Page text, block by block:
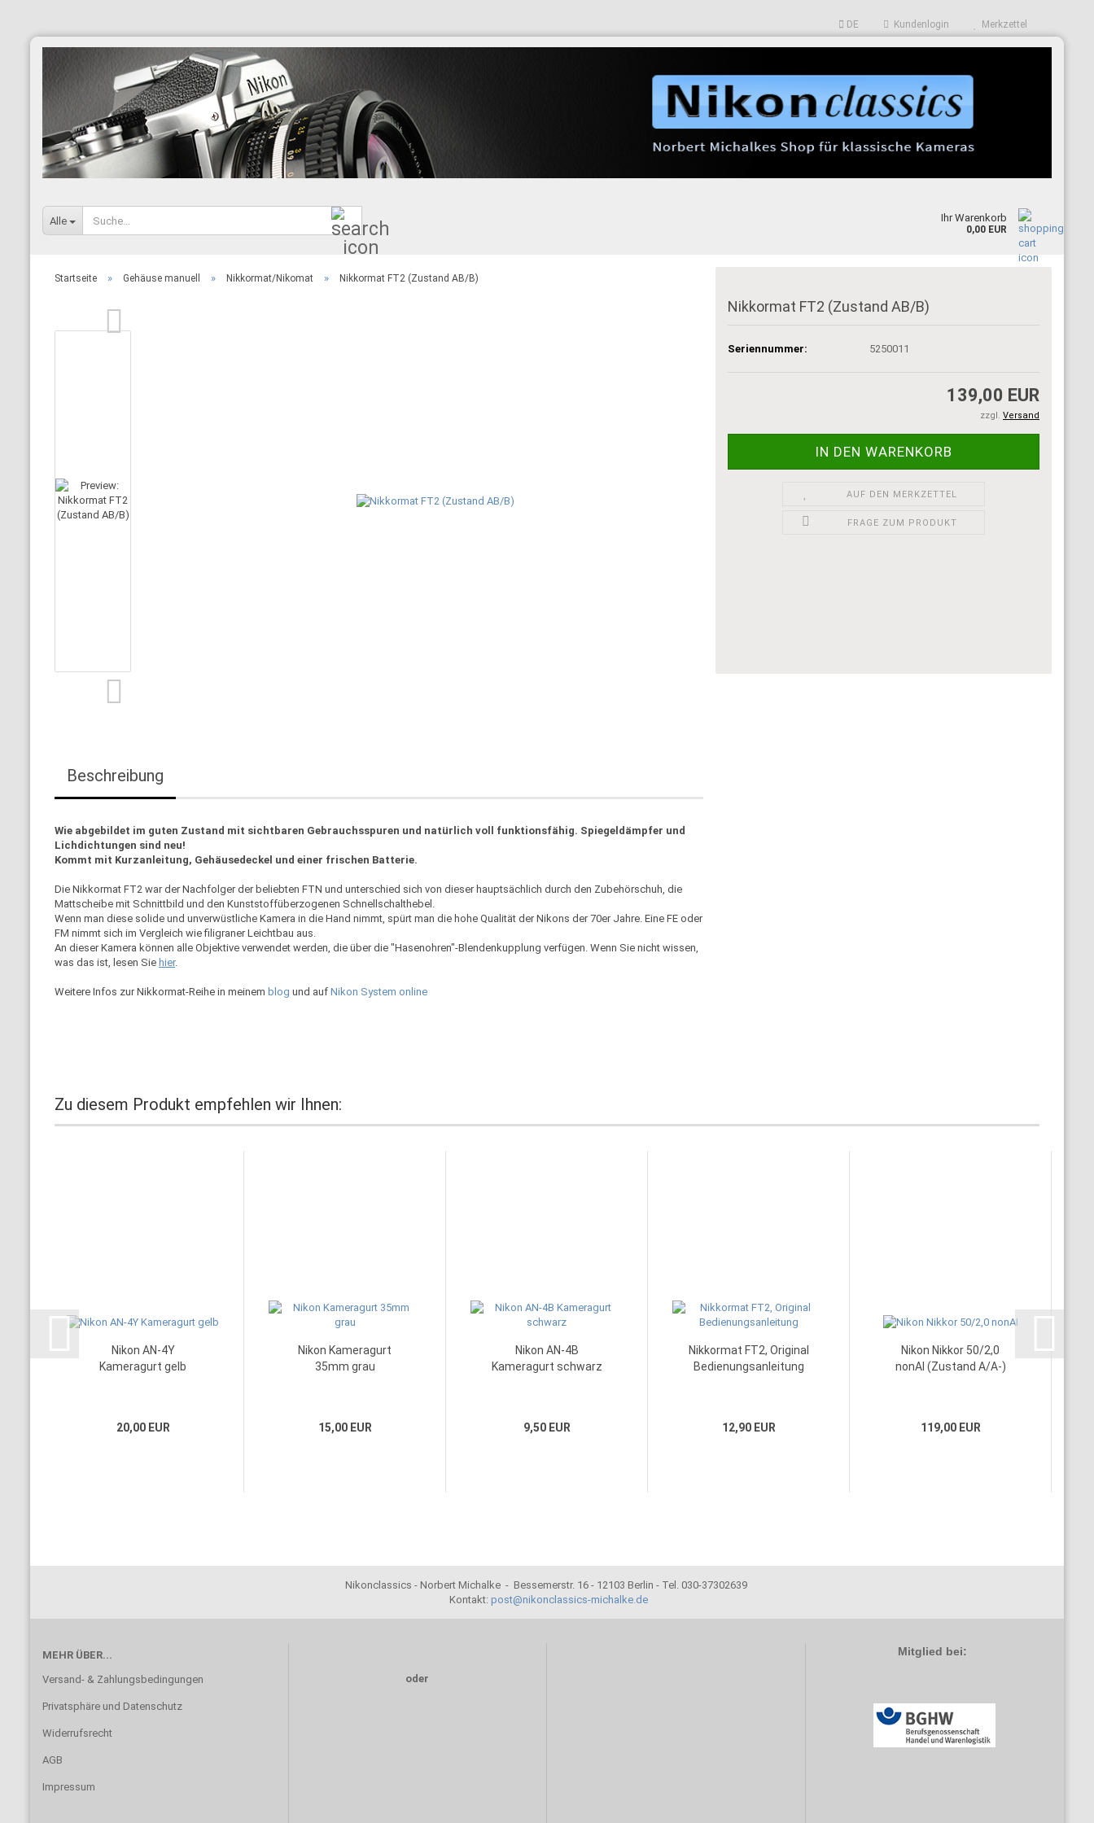
DE Kundenlogin
E-Mail
Passwort
Merkzettel
Alle Ihr Warenkorb
0,00 EUR
Startseite » Gehäuse manuell » Nikkormat/Nikomat » Nikkormat FT2 (Zustand AB/B)
Nikkormat FT2 (Zustand AB/B)
Seriennummer: 5250011
139,00 EUR
zzgl. Versand
AUF DEN MERKZETTEL
FRAGE ZUM PRODUKT
Beschreibung
Wie abgebildet im guten Zustand mit sichtbaren Gebrauchsspuren und natürlich voll funktionsfähig. Spiegeldämpfer und
Lichdichtungen sind neu!
Kommt mit Kurzanleitung, Gehäusedeckel und einer frischen Batterie.
Die Nikkormat FT2 war der Nachfolger der beliebten FTN und unterschied sich von dieser hauptsächlich durch den Zubehörschuh, die
Mattscheibe mit Schnittbild und den Kunststoffüberzogenen Schnellschalthebel.
Wenn man diese solide und unverwüstliche Kamera in die Hand nimmt, spürt man die hohe Qualität der Nikons der 70er Jahre. Eine FE oder
FM nimmt sich im Vergleich wie filigraner Leichtbau aus.
An dieser Kamera können alle Objektive verwendet werden, die über die "Hasenohren"-Blendenkupplung verfügen. Wenn Sie nicht wissen,
was das ist, lesen Sie hier.
Weitere Infos zur Nikkormat-Reihe in meinem blog und auf Nikon System online
Zu diesem Produkt empfehlen wir Ihnen:
Nikon AN-4Y
Kameragurt gelb
20,00 EUR
Nikon Kameragurt
35mm grau
15,00 EUR
Nikon AN-4B
Kameragurt schwarz
9,50 EUR
Nikkormat FT2, Original
Bedienungsanleitung
12,90 EUR
Nikon Nikkor 50/2,0
nonAI (Zustand A/A-)
119,00 EUR
Nikonclassics - Norbert Michalke - Bessemerstr. 16 - 12103 Berlin - Tel. 030-37302639
Kontakt: post@nikonclassics-michalke.de
MEHR ÜBER...
Versand- & Zahlungsbedingungen
Privatsphäre und Datenschutz
Widerrufsrecht
AGB
Impressum
oder
Mitglied bei: